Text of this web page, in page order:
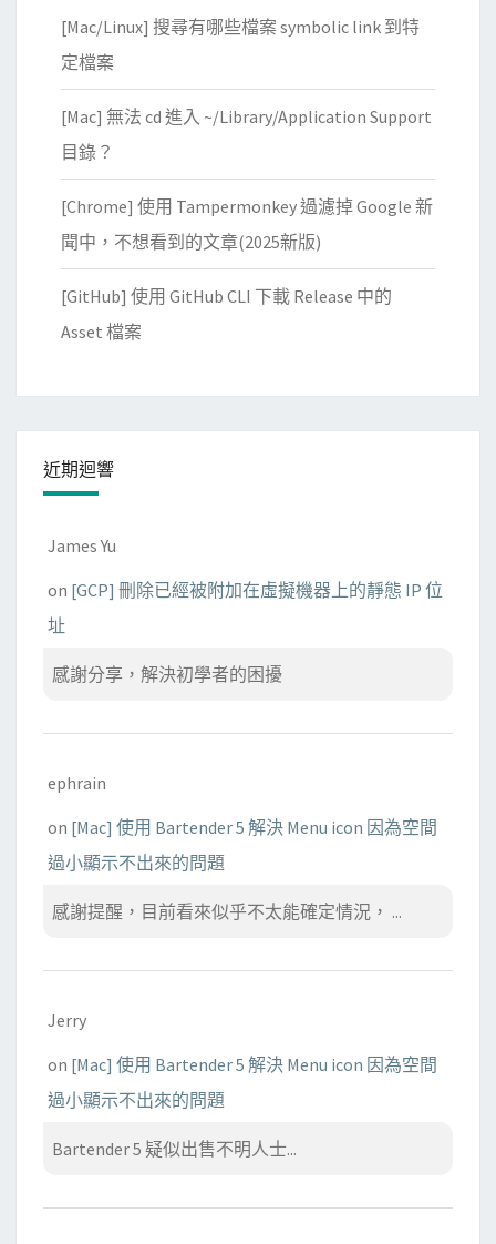
[Mac/Linux] 搜尋有哪些檔案 symbolic link 到特
定檔案
[Mac] 無法 cd 進入 ~/Library/Application Support
目錄？
[Chrome] 使用 Tampermonkey 過濾掉 Google 新
聞中，不想看到的文章(2025新版)
[GitHub] 使用 GitHub CLI 下載 Release 中的
Asset 檔案
近期迴響
James Yu
on [GCP] 刪除已經被附加在虛擬機器上的靜態 IP 位
址
感謝分享，解決初學者的困擾
ephrain
on [Mac] 使用 Bartender 5 解決 Menu icon 因為空間
過小顯示不出來的問題
感謝提醒，目前看來似乎不太能確定情況， ...
Jerry
on [Mac] 使用 Bartender 5 解決 Menu icon 因為空間
過小顯示不出來的問題
Bartender 5 疑似出售不明人士...